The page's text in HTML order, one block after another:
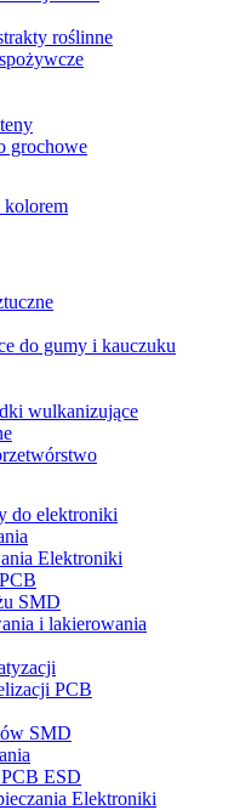
roślinne
grochowe
kolorem
do gumy i kauczuku
wulkanizujące
do elektroniki
Elektroniki
SMD
i lakierowania
PCB
SMD
ESD
Elektroniki